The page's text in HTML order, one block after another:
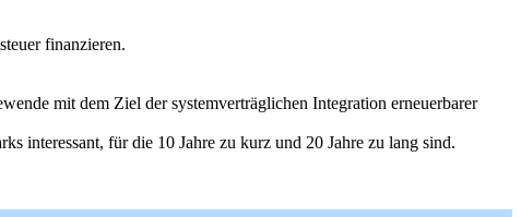
finanzieren.
mit dem Ziel der systemverträglichen Integration erneuerbarer
interessant, für die 10 Jahre zu kurz und 20 Jahre zu lang sind.